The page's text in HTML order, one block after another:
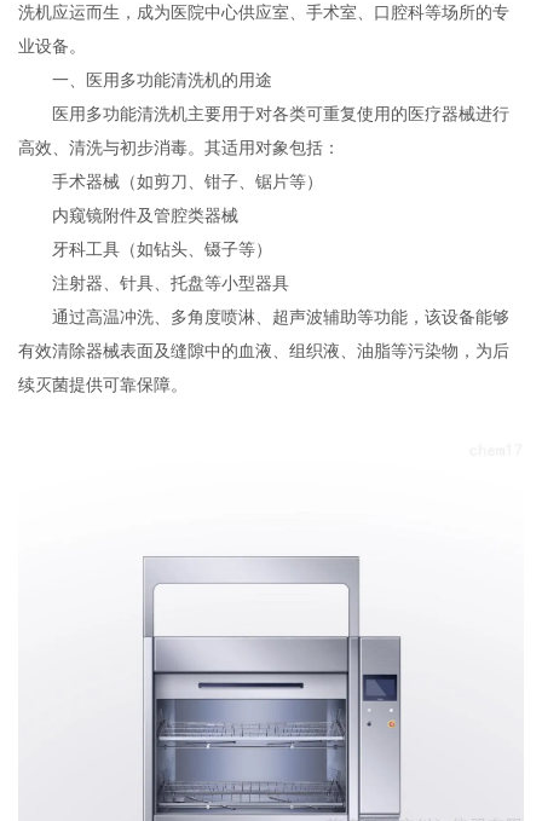
洗机应运而生，成为医院中心供应室、手术室、口腔科等场所的专
业设备。
一、医用多功能清洗机的用途
医用多功能清洗机主要用于对各类可重复使用的医疗器械进行
高效、清洗与初步消毒。其适用对象包括：
手术器械（如剪刀、钳子、锯片等）
内窥镜附件及管腔类器械
牙科工具（如钻头、镊子等）
注射器、针具、托盘等小型器具
通过高温冲洗、多角度喷淋、超声波辅助等功能，该设备能够
有效清除器械表面及缝隙中的血液、组织液、油脂等污染物，为后
续灭菌提供可靠保障。